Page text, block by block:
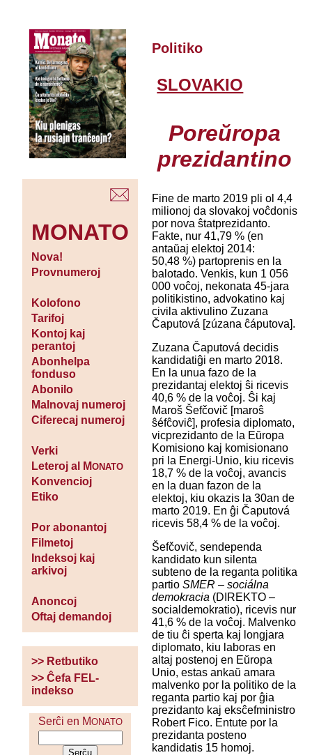
MONATO
Nova!
Provnumeroj
Kolofono
Tarifoj
Kontoj kaj
perantoj
Abonhelpa
fonduso
Abonilo
Malnovaj numeroj
Ciferecaj numeroj
Verki
Leteroj al MONATO
Konvencioj
Etiko
Por abonantoj
Filmetoj
Indeksoj kaj
arkivoj
Anoncoj
Oftaj demandoj
>> Retbutiko
>> Ĉefa FEL-
indekso
Serĉi en MONATO
Politiko
SLOVAKIO
Poreŭropa
prezidantino
Fine de marto 2019 pli ol 4,4
milionoj da slovakoj voĉdonis
por nova ŝtatprezidanto.
Fakte, nur 41,79 % (en
antaŭaj elektoj 2014:
50,48 %) partoprenis en la
balotado. Venkis, kun 1 056
000 voĉoj, nekonata 45-jara
politikistino, advokatino kaj
civila aktivulino Zuzana
Čaputová [zúzana ĉáputova].
Zuzana Čaputová decidis
kandidatiĝi en marto 2018.
En la unua fazo de la
prezidantaj elektoj ŝi ricevis
40,6 % de la voĉoj. Ŝi kaj
Maroš Šefčovič [maroŝ
ŝéfĉoviĉ], profesia diplomato,
vicprezidanto de la Eŭropa
Komisiono kaj komisionano
pri la Energi-Unio, kiu ricevis
18,7 % de la voĉoj, avancis
en la duan fazon de la
elektoj, kiu okazis la 30an de
marto 2019. En ĝi Čaputová
ricevis 58,4 % de la voĉoj.
Šefčovič, sendependa
kandidato kun silenta
subteno de la reganta politika
partioSMER – sociálna
demokracia (DIREKTO –
socialdemokratio), ricevis nur
41,6 % de la voĉoj. Malvenko
de tiu ĉi sperta kaj longjara
diplomato, kiu laboras en
altaj postenoj en Eŭropa
Unio, estas ankaŭ amara
malvenko por la politiko de la
reganta partio kaj por ĝia
prezidanto kaj eksĉefministro
Robert Fico. Entute por la
prezidanta posteno
kandidatis 15 homoj.